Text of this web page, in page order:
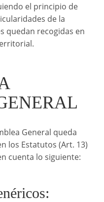
el principio de
de la
quedan recogidas en
General queda
los Estatutos (Art. 13)
cuenta lo siguiente: